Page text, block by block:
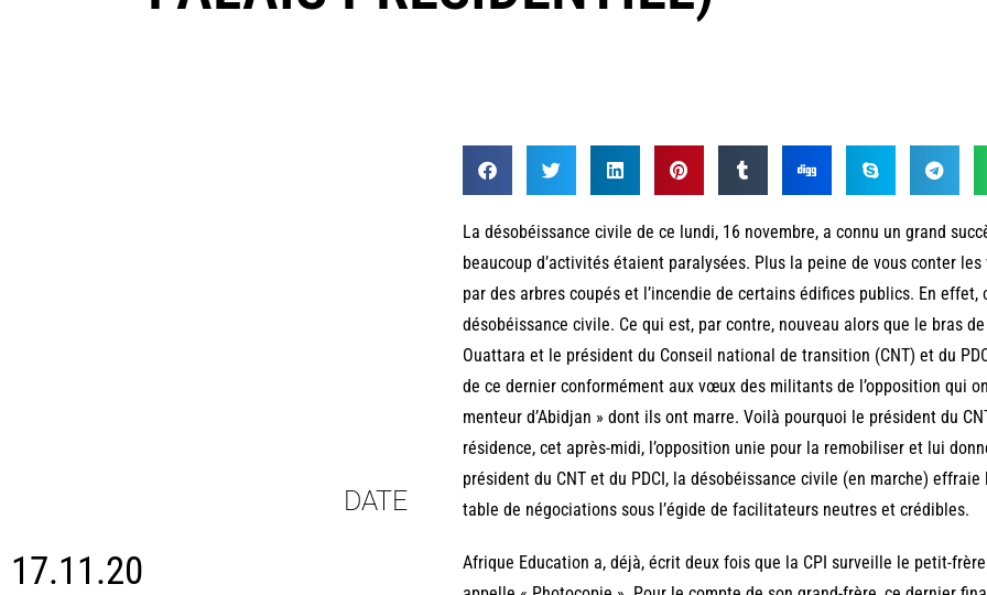
DATE
17.11.20
La désobéissance civile de ce lundi, 16 novembre, a connu un grand
beaucoup d’activités étaient paralysées. Plus la peine de vous conter
par des arbres coupés et l’incendie de certains édifices publics. En
désobéissance civile. Ce qui est, par contre, nouveau alors que le bras
Ouattara et le président du Conseil national de transition (CNT) et du
de ce dernier conformément aux vœux des militants de l’opposition qui
menteur d’Abidjan » dont ils ont marre. Voilà pourquoi le président du
résidence, cet après-midi, l’opposition unie pour la remobiliser et lui
président du CNT et du PDCI, la désobéissance civile (en marche)
table de négociations sous l’égide de facilitateurs neutres et crédibles.
Afrique Education a, déjà, écrit deux fois que la CPI surveille le petit-